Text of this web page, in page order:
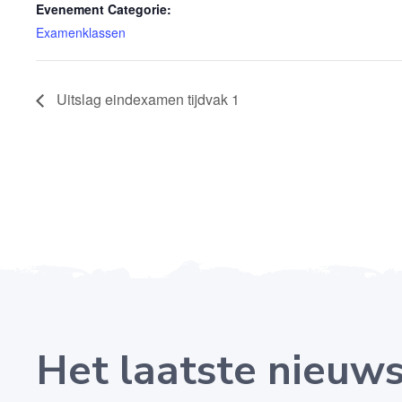
Evenement Categorie:
Examenklassen
Uitslag eindexamen tijdvak 1
Het laatste